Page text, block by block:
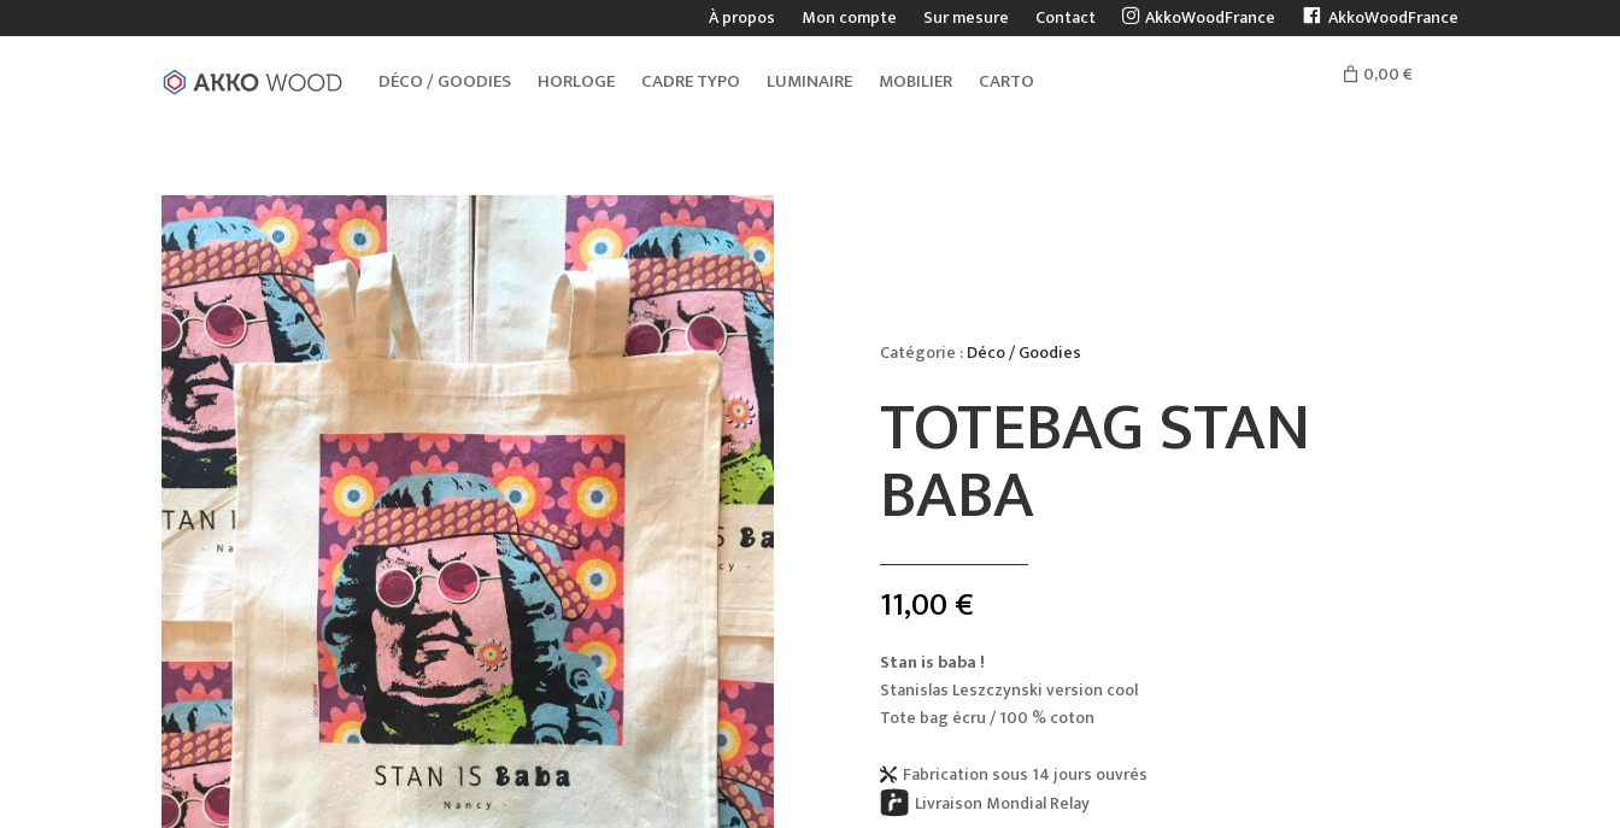
À propos Mon compte Sur mesure Contact AkkoWoodFrance AkkoWoodFrance
DÉCO / GOODIES HORLOGE CADRE TYPO LUMINAIRE MOBILIER CARTO 0,00 €
Catégorie :Déco / Goodies
TOTEBAG STAN
BABA
11,00€
Stan is baba !
Stanislas Leszczynskiversion cool
Tote bag écru / 100 % coton
 Fabrication sous 14 jours ouvrés
Livraison Mondial Relay